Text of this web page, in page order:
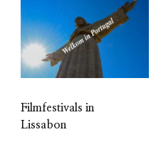
Filmfestivals in
Lissabon